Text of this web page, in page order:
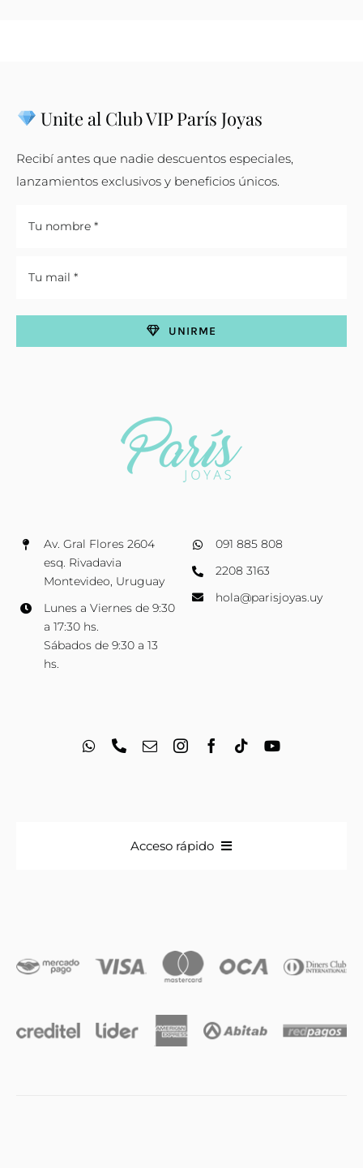
Av. Gral Flores 2604
esq. Rivadavia
Montevideo, Uruguay
Lunes a Viernes de 9:30
a 17:30 hs.
Sábados de 9:30 a 13
hs.
091 885 808
2208 3163
hola@parisjoyas.uy
Unite al Club VIP París Joyas
Recibí antes que nadie descuentos especiales,
lanzamientos exclusivos y beneficios únicos.
UNIRME
Acceso rápido
Iniciales